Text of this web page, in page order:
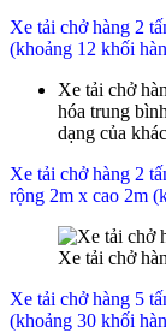
Xe tải chở hàng 2
(khoảng 12 khối
Xe tải chở
hóa trung
dạng của
Xe tải chở hàng 2
rộng 2m x cao 2m
Xe tải chở
Xe tải chở hàng 5
(khoảng 30 khối